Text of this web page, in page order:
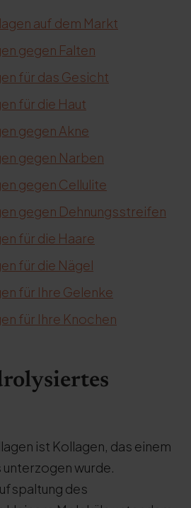
auf dem Markt
gegen Falten
für das Gesicht
für die Haut
gegen Akne
gegen Narben
gegen Cellulite
gegen Dehnungsstreifen
für die Haare
für die Nägel
für Ihre Gelenke
für Ihre Knochen
ist Kollagen, das einem
wurde.
des